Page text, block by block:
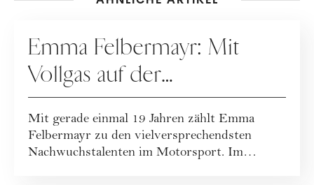
Emma Felbermayr: Mit
Vollgas auf der
Überholspur
Mit gerade einmal 19 Jahren zählt Emma
Felbermayr zu den vielversprechendsten
Nachwuchstalenten im Motorsport. Im